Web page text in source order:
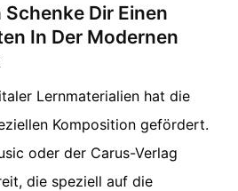
Schenke Dir Einen
In Der Modernen
Lernmaterialien hat die
Komposition gefördert.
oder der Carus-Verlag
die speziell auf die